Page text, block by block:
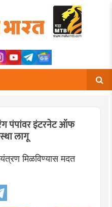
पंपांवर इंटरनेट ऑफ
लागू
मिळविण्यास मदत